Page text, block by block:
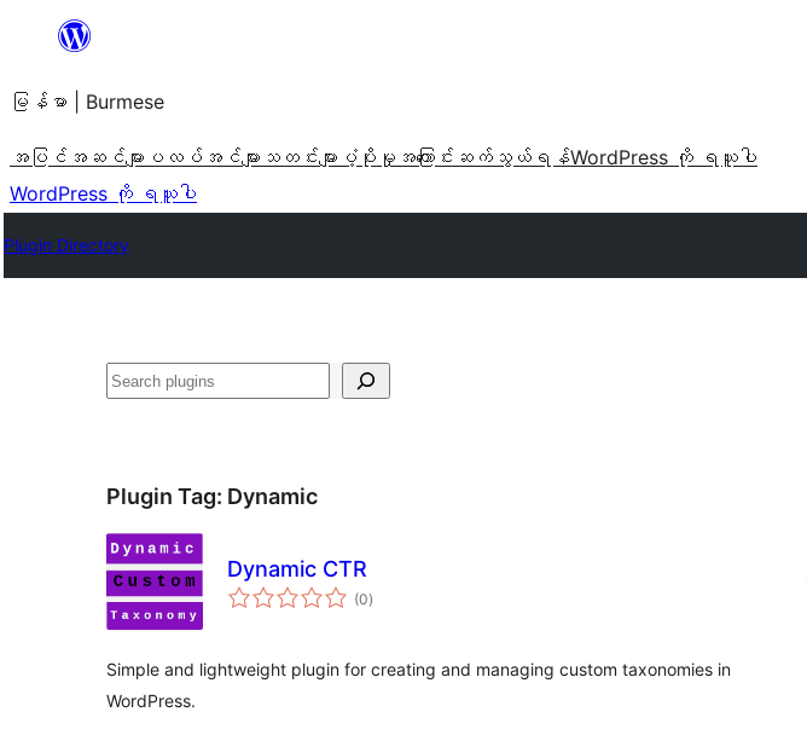
အကြောင်းအရာ
ကျော်သွား
ရန်
မြန်မာ | Burmese
အပြင်အဆင်များ ပလပ်အင်များ သတင်းများ ပံ့ပိုးမှု အကြောင်း ဆက်သွယ်ရန်WordPress ကို ရယူပါ
WordPress ကို ရယူပါ
Plugin Directory
ရှာ
Plugin Tag: Dynamic
Dynamic CTR
(0total
ratings
)
Simple and lightweight plugin for creating and managing custom taxonomies in
WordPress.